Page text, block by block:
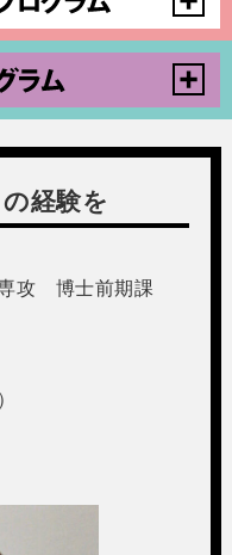
経験を
攻 博士前期課